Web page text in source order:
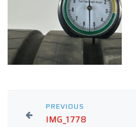
PREVIOUS
IMG_1778